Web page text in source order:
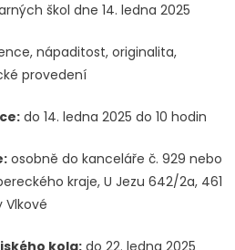
škol dne 14. ledna 2025
nápaditost, originalita,
provedení
do 14. ledna 2025 do 10 hodin
osobně do kanceláře č. 929 nebo
kraje, U Jezu 642/2a, 461
Vlkové